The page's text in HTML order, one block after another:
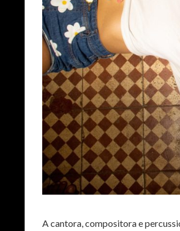
A cantora, compositora e